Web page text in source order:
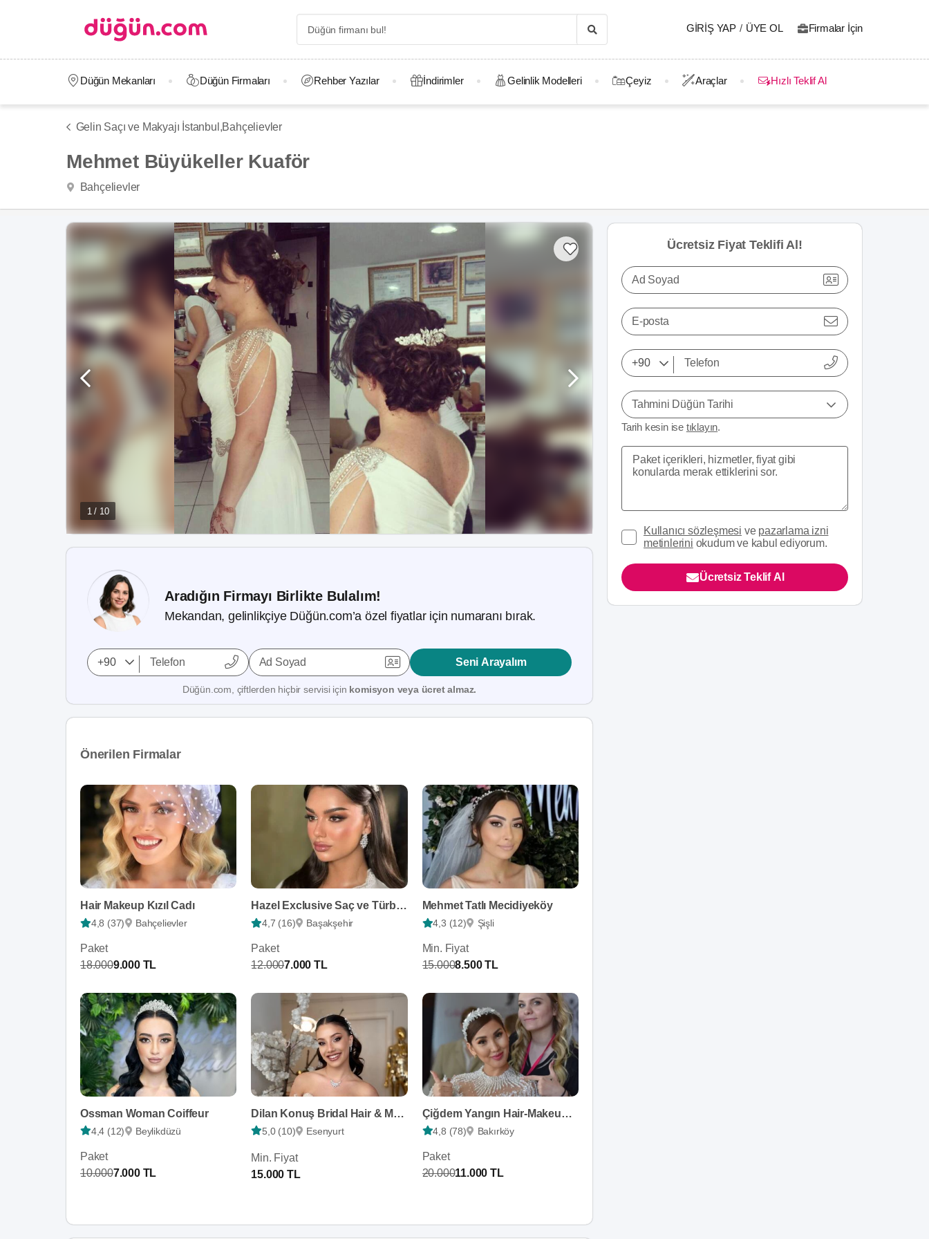
GIRIŞ YAP / ÜYE OL Firmalar İçin
Düğün Mekanları Düğün Firmaları Rehber Yazılar İndirimler Gelinlik Modelleri Çeyiz Araçlar Hızlı Teklif Al
Gelin Saçı ve Makyajı İstanbul,Bahçelievler
Mehmet Büyükeller Kuaför
Bahçelievler
1 / 10
Aradığın Firmayı Birlikte Bulalım!
Mekandan, gelinlikçiye Düğün.com’a özel fiyatlar için numaranı bırak.
Ad Soyad Seni Arayalım
Düğün.com, çiftlerden hiçbir servisi için komisyon veya ücret almaz.
Önerilen Firmalar
Hair Makeup Kızıl Cadı
4,8 (37) Bahçelievler
Paket
18.0009.000 TL
Hazel Exclusive Saç ve Türban Tasarım
4,7 (16) Başakşehir
Paket
12.0007.000 TL
Mehmet Tatlı Mecidiyeköy
4,3 (12) Şişli
Min. Fiyat
15.0008.500 TL
Ossman Woman Coiffeur
4,4 (12) Beylikdüzü
Paket
10.0007.000 TL
Dilan Konuş Bridal Hair & Make up Studio
5,0 (10) Esenyurt
Min. Fiyat
15.000 TL
Çiğdem Yangın Hair-Makeup Artist
4,8 (78) Bakırköy
Paket
20.00011.000 TL
Ücretsiz Fiyat Teklifi Al!
Ad Soyad
E-posta
Tahmini Düğün Tarihi
Tarih kesin ise tıklayın.
Kullanıcı sözleşmesi ve pazarlama izni
metinlerini okudum ve kabul ediyorum.
Ücretsiz Teklif Al